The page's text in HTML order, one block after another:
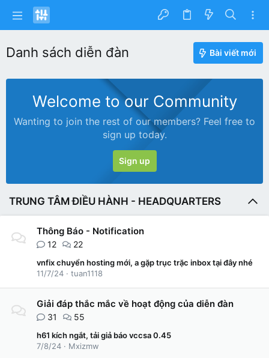
Danh sách diễn đàn Bài viết mới
Welcome to our Community
Wanting to join the rest of our members? Feel free to
sign up today.
Sign up
TRUNG TÂM ĐIỀU HÀNH - HEADQUARTERS
Thông Báo - Notification
12 22
vnfix chuyển hosting mới, a gặp trục trặc inbox tại đây nhé
11/7/24
tuan1118
Giải đáp thắc mắc về hoạt động của diễn đàn
31 55
h61 kích ngắt, tải giả báo vccsa 0.45
7/8/24
Mxizmw